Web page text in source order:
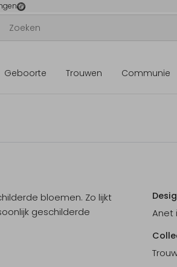
Geboorte Trouwen Communie
bloemen. Zo lijkt
geschilderde
Anet